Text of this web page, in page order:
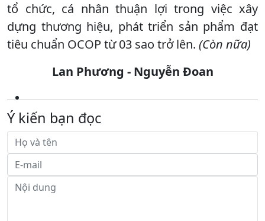
tổ chức, cá nhân thuận lợi trong việc xây
dựng thương hiệu, phát triển sản phẩm đạt
tiêu chuẩn OCOP từ 03 sao trở lên. (Còn nữa)
Lan Phương - Nguyễn Đoan
Ý kiến bạn đọc